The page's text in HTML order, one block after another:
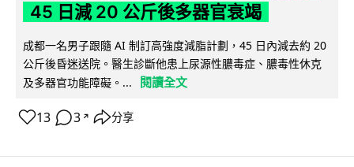
45 日減 20 公斤後多器官衰竭
成都一名男子跟隨 AI 制訂高強度減脂計劃，45 日內減去約 20
公斤後昏迷送院。醫生診斷他患上尿源性膿毒症、膿毒性休克
及多器官功能障礙。...
閱讀全文
13 3 ↗ 分享